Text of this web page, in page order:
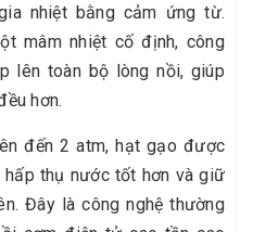
nhiệt bằng cảm ứng từ.
mâm nhiệt cố định, công
lên toàn bộ lòng nồi, giúp
hơn.
đến 2 atm, hạt gạo được
thụ nước tốt hơn và giữ
Đây là công nghệ thường